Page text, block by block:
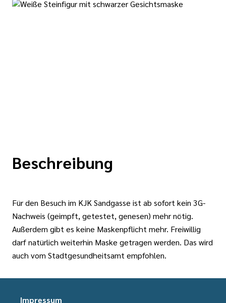
Beschreibung
Für den Besuch im KJK Sandgasse ist ab sofort kein 3G-
Nachweis (geimpft, getestet, genesen) mehr nötig.
Außerdem gibt es keine Maskenpflicht mehr. Freiwillig
darf natürlich weiterhin Maske getragen werden. Das wird
auch vom Stadtgesundheitsamt empfohlen.
Impressum